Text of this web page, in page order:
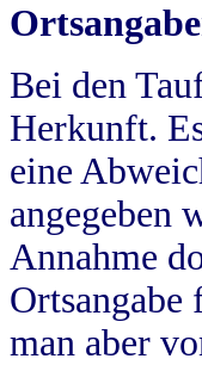
Bei den
Herkunft.
eine
angegeben
Annahme
Ortsangabe
man aber